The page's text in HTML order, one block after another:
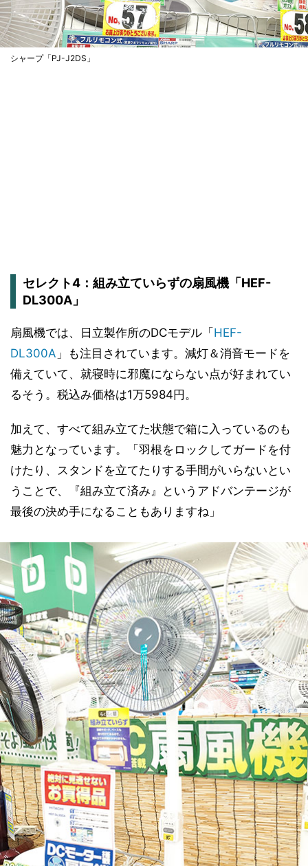
シャープ「PJ-J2DS」
セレクト4：組み立ていらずの扇風機「HEF-
DL300A」
扇風機では、日立製作所のDCモデル「HEF-
DL300A 」も注目されています。減灯＆消音モードを
備えていて、就寝時に邪魔にならない点が好まれてい
るそう。税込み価格は1万5984円。
加えて、すべて組み立てた状態で箱に入っているのも
魅力となっています。「羽根をロックしてガードを付
けたり、スタンドを立てたりする手間がいらないとい
うことで、『組み立て済み』というアドバンテージが
最後の決め手になることもありますね」